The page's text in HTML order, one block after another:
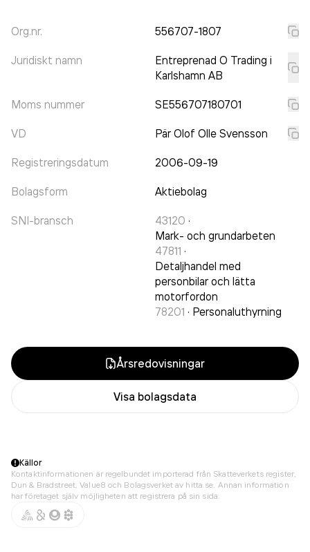
Org.nr. 556707-1807
Juridiskt namn
Entreprenad O Trading i
Karlshamn AB
Moms nummer SE556707180701
VD Pär Olof Olle Svensson
Registreringsdatum 2006-09-19
Bolagsform Aktiebolag
SNI-bransch 43120 ·
Mark- och grundarbeten
47811 ·
Detaljhandel med
personbilar och lätta
motorfordon
78201 · Personaluthyrning
Årsredovisningar
Visa bolagsdata
Källor
Kontaktinformationen är regelbundet importerad från Skatteverkets register,
Dun & Bradstreet, Value8 och Bolagsverket av hitta.se. Annan information
har företaget själv möjligheten att registrera på sin sida.